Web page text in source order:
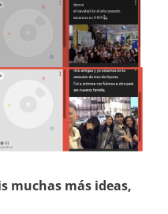
muchas más ideas,